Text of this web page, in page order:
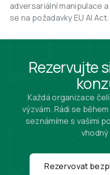
adversariální manipulace
se na požadavky EU AI Act.
Rezervujte
Každá organizace
výzvám. Rádi se
seznámíme s vašimi
Rezervovat